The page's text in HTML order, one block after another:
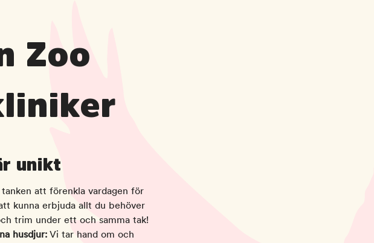
Zoo
unikt
att förenkla vardagen för
kunna erbjuda allt du behöver
trim under ett och samma tak!
husdjur: Vi tar hand om och